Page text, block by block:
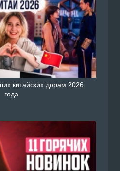
китайских дорам 2026
года